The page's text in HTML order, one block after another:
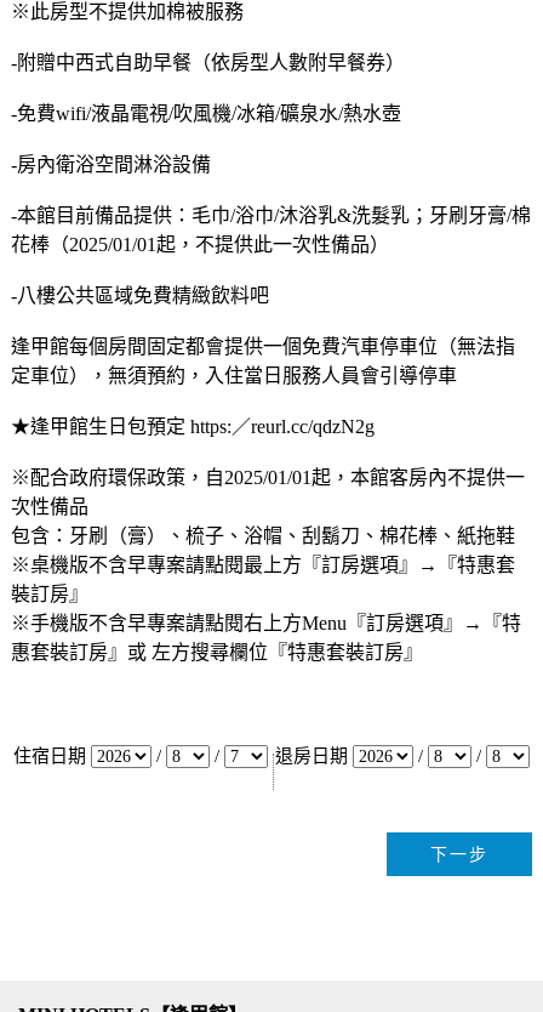
※此房型不提供加棉被服務
-附贈中西式自助早餐（依房型人數附早餐券）
-免費wifi/液晶電視/吹風機/冰箱/礦泉水/熱水壺
-房內衛浴空間淋浴設備
-本館目前備品提供：毛巾/浴巾/沐浴乳&洗髮乳；牙刷牙膏/棉
花棒（2025/01/01起，不提供此一次性備品）
-八樓公共區域免費精緻飲料吧
逢甲館每個房間固定都會提供一個免費汽車停車位（無法指
定車位），無須預約，入住當日服務人員會引導停車
★逢甲館生日包預定 https:／reurl.cc/qdzN2g
※配合政府環保政策，自2025/01/01起，本館客房內不提供一
次性備品
包含：牙刷（膏）、梳子、浴帽、刮鬍刀、棉花棒、紙拖鞋
※桌機版不含早專案請點閱最上方『訂房選項』→『特惠套
裝訂房』
※手機版不含早專案請點閱右上方Menu『訂房選項』→『特
惠套裝訂房』或 左方搜尋欄位『特惠套裝訂房』
住宿日期 / / 退房日期 / /